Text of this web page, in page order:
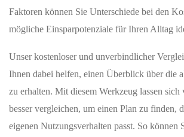
Faktoren können Sie Unterschiede bei den
mögliche Einsparpotenziale für Ihren Alltag
Unser kostenloser und unverbindlicher
Ihnen dabei helfen, einen Überblick über die
zu erhalten. Mit diesem Werkzeug lassen sich
besser vergleichen, um einen Plan zu finden,
eigenen Nutzungsverhalten passt. So können